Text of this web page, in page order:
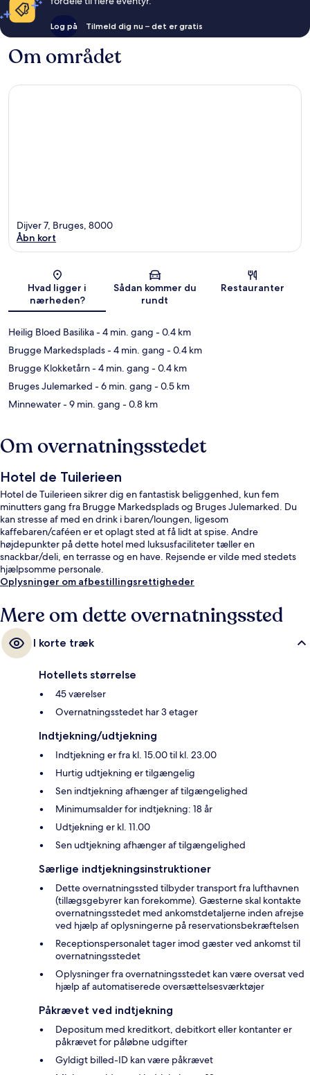
Log på Tilmeld dig nu – det er gratis
Om området
Kort
Dijver 7, Bruges, 8000
Åbn kort
Hvad ligger i
nærheden?
Sådan kommer du
rundt
Restauranter
Heilig Bloed Basilika- 4 min. gang - 0.4 km
Brugge Markedsplads- 4 min. gang - 0.4 km
Brugge Klokketårn- 4 min. gang - 0.4 km
Bruges Julemarked - 6 min. gang - 0.5 km
Minnewater- 9 min. gang - 0.8 km
Om overnatningsstedet
Hotel de Tuilerieen
Hotel de Tuilerieen sikrer dig en fantastisk beliggenhed, kun fem
minutters gang fra Brugge Markedsplads og Bruges Julemarked. Du
kan stresse af med en drink i baren/loungen, ligesom
kaffebaren/caféen er et oplagt sted at få lidt at spise. Andre
højdepunkter på dette hotel med luksusfaciliteter tæller en
snackbar/deli, en terrasse og en have. Rejsende er vilde med stedets
hjælpsomme personale.
Oplysninger om afbestillingsrettigheder
Mere om dette overnatningssted
I korte træk
Hotellets størrelse
45 værelser
Overnatningsstedet har 3 etager
Indtjekning/udtjekning
Indtjekning er fra kl. 15.00 til kl. 23.00
Hurtig udtjekning er tilgængelig
Sen indtjekning afhænger af tilgængelighed
Minimumsalder for indtjekning: 18 år
Udtjekning er kl. 11.00
Sen udtjekning afhænger af tilgængelighed
Særlige indtjekningsinstruktioner
Dette overnatningssted tilbyder transport fra lufthavnen
(tillægsgebyrer kan forekomme). Gæsterne skal kontakte
overnatningsstedet med ankomstdetaljerne inden afrejse
ved hjælp af oplysningerne på reservationsbekræftelsen
Receptionspersonalet tager imod gæster ved ankomst til
overnatningsstedet
Oplysninger fra overnatningsstedet kan være oversat ved
hjælp af automatiserede oversættelsesværktøjer
Påkrævet ved indtjekning
Depositum med kreditkort, debitkort eller kontanter er
påkrævet for påløbne udgifter
Gyldigt billed-ID kan være påkrævet